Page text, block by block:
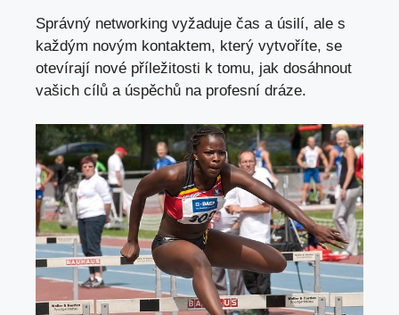
Správný networking vyžaduje čas a úsilí, ale⁣ s
každým novým⁢ kontaktem, který vytvoříte, se
otevírají nové příležitosti k tomu, jak‌ dosáhnout
vašich cílů a úspěchů na profesní dráze.